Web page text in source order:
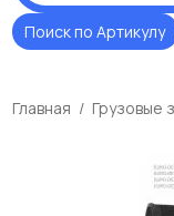
Поиск по Артикулу
Главная Грузовые